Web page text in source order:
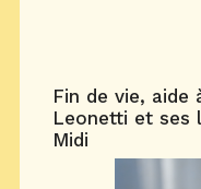
Fin de vie,
Leonetti et ses
Midi